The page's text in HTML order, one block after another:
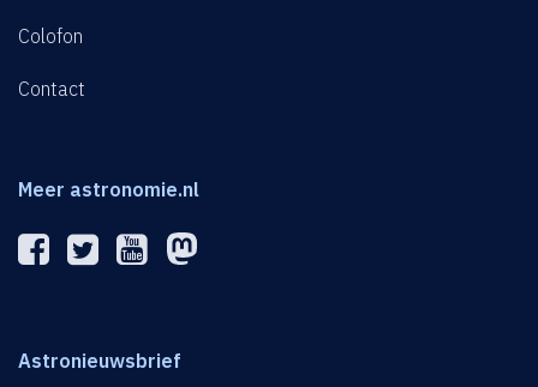
Colofon
Contact
Meer astronomie.nl
Astronieuwsbrief